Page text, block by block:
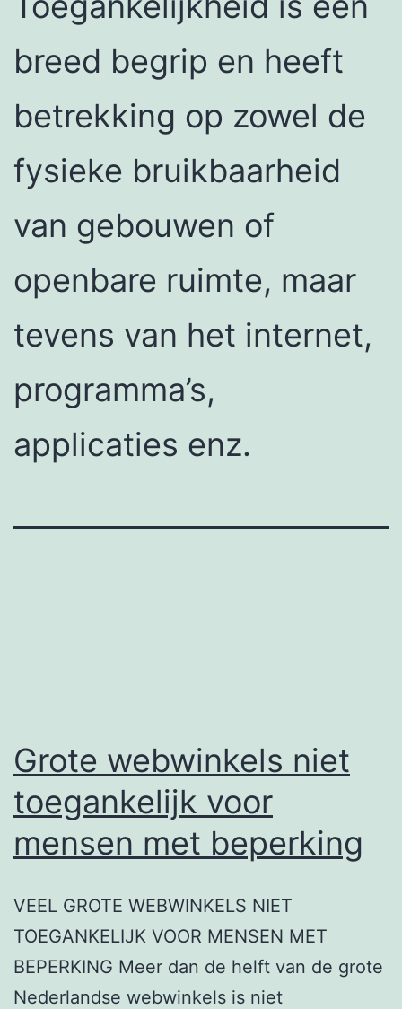
breed begrip en heeft
betrekking op zowel de
fysieke bruikbaarheid
van gebouwen of
openbare ruimte, maar
tevens van het internet,
programma’s,
applicaties enz.
Grote webwinkels niet
toegankelijk voor
mensen met beperking
VEEL GROTE WEBWINKELS NIET
TOEGANKELIJK VOOR MENSEN MET
BEPERKING Meer dan de helft van de grote
Nederlandse webwinkels is niet